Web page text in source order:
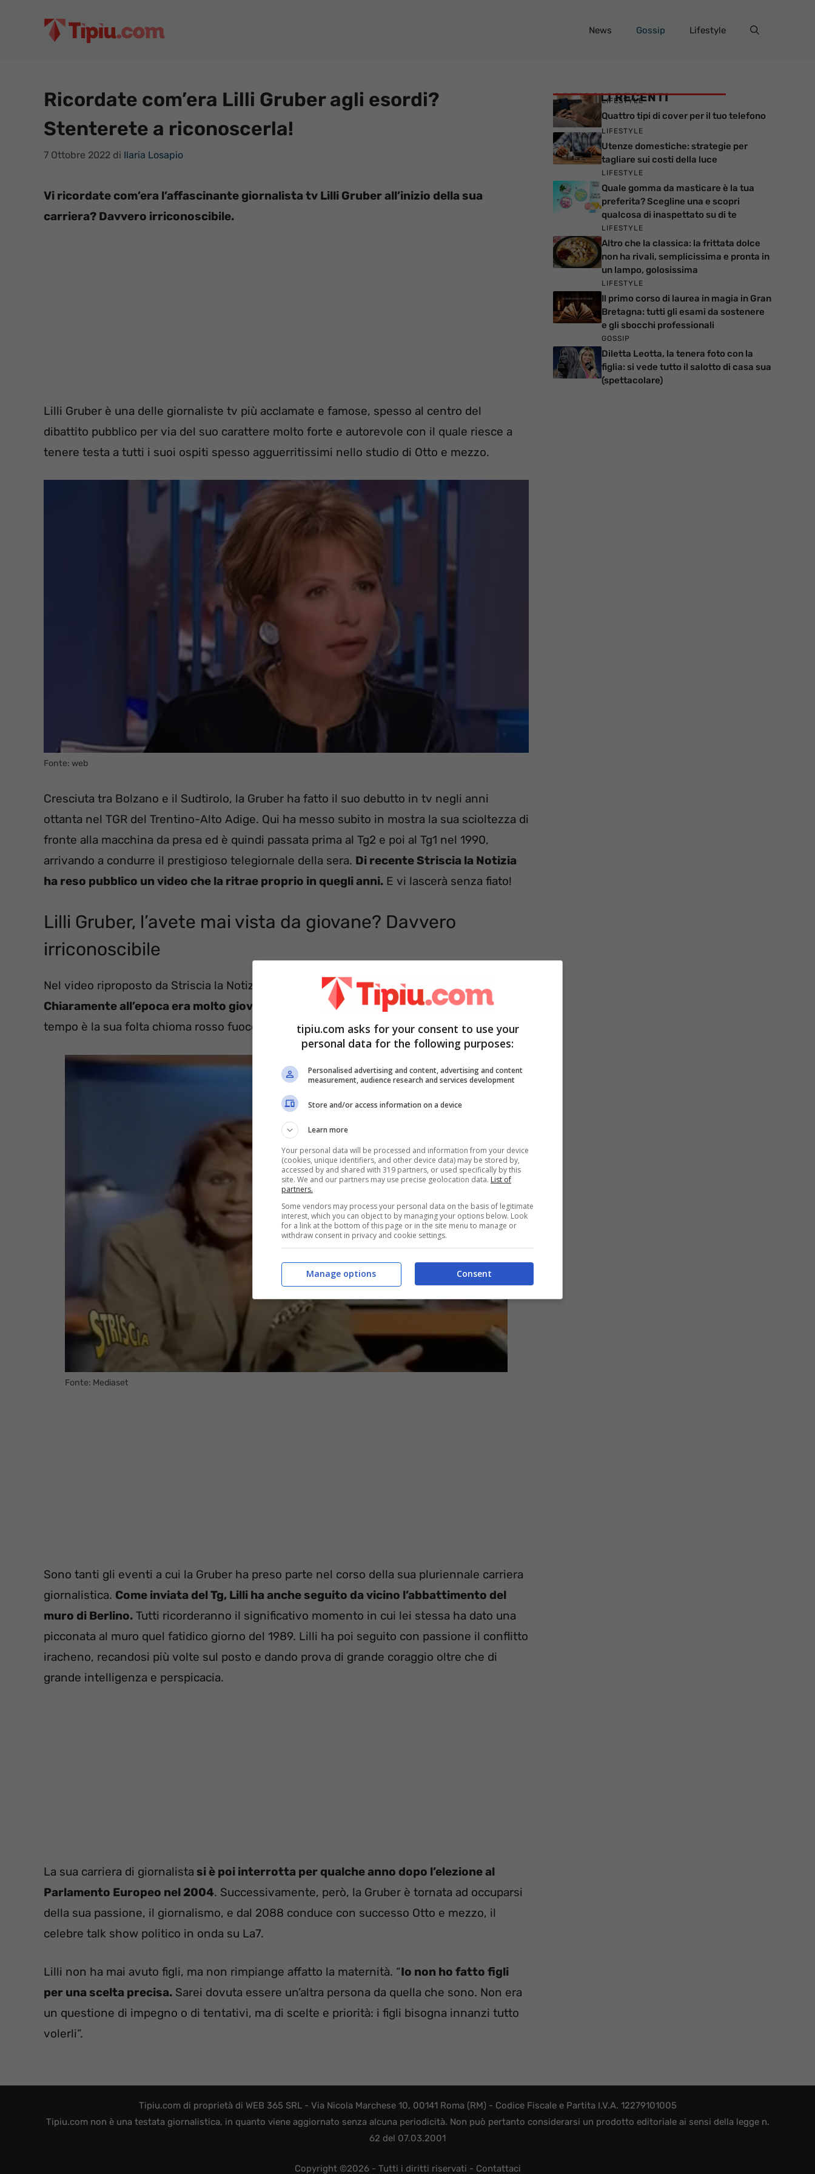
News Gossip Lifestyle
Ricordate com’era Lilli Gruber agli esordi?
Stenterete a riconoscerla!
7 Ottobre 2022 di Ilaria Losapio
Vi ricordate com’era l’affascinante giornalista tv Lilli Gruber all’inizio della sua
carriera? Davvero irriconoscibile.
Lilli Gruber è una delle giornaliste tv più acclamate e famose, spesso al centro del
dibattito pubblico per via del suo carattere molto forte e autorevole con il quale riesce a
tenere testa a tutti i suoi ospiti spesso agguerritissimi nello studio di Otto e mezzo.
Fonte: web
Cresciuta tra Bolzano e il Sudtirolo, la Gruber ha fatto il suo debutto in tv negli anni
ottanta nel TGR del Trentino-Alto Adige. Qui ha messo subito in mostra la sua scioltezza di
fronte alla macchina da presa ed è quindi passata prima al Tg2 e poi al Tg1 nel 1990,
arrivando a condurre il prestigioso telegiornale della sera. Di recente Striscia la Notizia
ha reso pubblico un video che la ritrae proprio in quegli anni. E vi lascerà senza fiato!
Lilli Gruber, l’avete mai vista da giovane? Davvero
irriconoscibile
Nel video riproposto da Striscia la Notizia, Lilli appare davvero irriconoscibile.
Chiaramente all’epoca era molto giovane
e l’unica cosa che è rimasta invariata nel
tempo è la sua folta chioma rosso fuoco, che ancora oggi è il suo tratto distintivo.
Fonte: Mediaset
Sono tanti gli eventi a cui la Gruber ha preso parte nel corso della sua pluriennale carriera
giornalistica. Come inviata del Tg, Lilli ha anche seguito da vicino l’abbattimento del
muro di Berlino. Tutti ricorderanno il significativo momento in cui lei stessa ha dato una
picconata al muro quel fatidico giorno del 1989. Lilli ha poi seguito con passione il conflitto
iracheno, recandosi più volte sul posto e dando prova di grande coraggio oltre che di
grande intelligenza e perspicacia.
La sua carriera di giornalista si è poi interrotta per qualche anno dopo l’elezione al
Parlamento Europeo nel 2004. Successivamente, però, la Gruber è tornata ad occuparsi
della sua passione, il giornalismo, e dal 2088 conduce con successo Otto e mezzo, il
celebre talk show politico in onda su La7.
Lilli non ha mai avuto figli, ma non rimpiange affatto la maternità. “Io non ho fatto figli
per una scelta precisa. Sarei dovuta essere un’altra persona da quella che sono. Non era
un questione di impegno o di tentativi, ma di scelte e priorità: i figli bisogna innanzi tutto
volerli”.
ARTICOLI RECENTI
LIFESTYLE
Quattro tipi di cover per il tuo telefono
LIFESTYLE
Utenze domestiche: strategie per
tagliare sui costi della luce
LIFESTYLE
Quale gomma da masticare è la tua
preferita? Scegline una e scopri
qualcosa di inaspettato su di te
LIFESTYLE
Altro che la classica: la frittata dolce
non ha rivali, semplicissima e pronta in
un lampo, golosissima
LIFESTYLE
Il primo corso di laurea in magia in Gran
Bretagna: tutti gli esami da sostenere
e gli sbocchi professionali
GOSSIP
Diletta Leotta, la tenera foto con la
figlia: si vede tutto il salotto di casa sua
(spettacolare)
Tipiu.com di proprietà di WEB 365 SRL - Via Nicola Marchese 10, 00141 Roma (RM) - Codice Fiscale e Partita I.V.A. 12279101005
Tipiu.com non è una testata giornalistica, in quanto viene aggiornato senza alcuna periodicità. Non può pertanto considerarsi un prodotto editoriale ai sensi della legge n.
62 del 07.03.2001
Copyright ©2026 - Tutti i diritti riservati - Contattaci
tipiu.com asks for your consent to use your
personal data for the following purposes:
Personalised advertising and content, advertising and content
measurement, audience research and services development
Store and/or access information on a device
Learn more
Your personal data will be processed and information from your device
(cookies, unique identifiers, and other device data) may be stored by,
accessed by and shared with 319 partners, or used specifically by this
site. We and our partners may use precise geolocation data. List of
partners.
Some vendors may process your personal data on the basis of legitimate
interest, which you can object to by managing your options below. Look
for a link at the bottom of this page or in the site menu to manage or
withdraw consent in privacy and cookie settings.
Consent
Manage options